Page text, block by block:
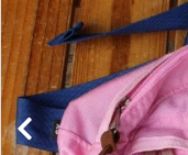
カテゴリーで選ぶ
サイズで選ぶ
特集で選ぶ